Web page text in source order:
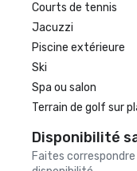
Courts de tennis
Jacuzzi
Piscine extérieure
Ski
Spa ou salon
Terrain de golf sur
Disponibilité
Faites